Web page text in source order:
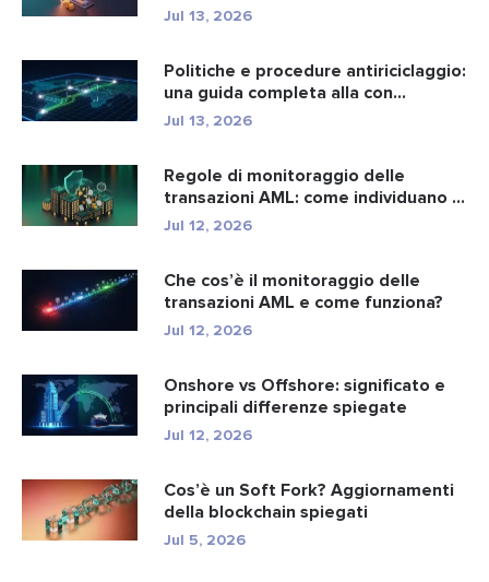
Jul 13, 2026
Politiche e procedure antiriciclaggio:
una guida completa alla con...
Jul 13, 2026
Regole di monitoraggio delle
transazioni AML: come individuano i
r...
Jul 12, 2026
Che cos’è il monitoraggio delle
transazioni AML e come funziona?
Jul 12, 2026
Onshore vs Offshore: significato e
principali differenze spiegate
Jul 12, 2026
Cos’è un Soft Fork? Aggiornamenti
della blockchain spiegati
Jul 5, 2026